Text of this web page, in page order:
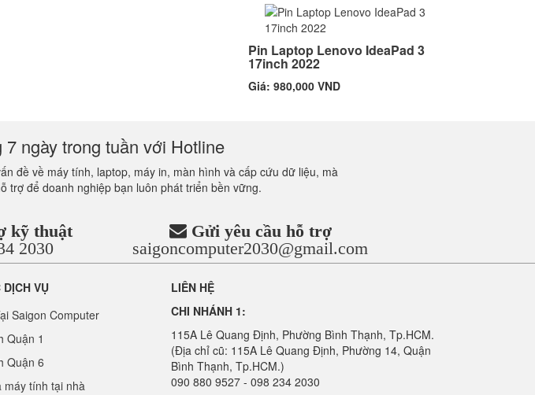
Pin Laptop Lenovo IdeaPad 3
17inch 2022
Giá: 980,000 VND
ngày trong tuần với Hotline
đề về máy tính, laptop, máy in, màn hình và cấp cứu dữ liệu, mà
trợ để doanh nghiệp bạn luôn phát triển bền vững.
kỹ thuật
2030
Gửi yêu cầu hỗ trợ
saigoncomputer2030@gmail.com
DỊCH VỤ
Saigon Computer
Quận 1
Quận 6
máy tính tại nhà
LIÊN HỆ
CHI NHÁNH 1:
115A Lê Quang Định, Phường Bình Thạnh, Tp.HCM.
(Địa chỉ cũ: 115A Lê Quang Định, Phường 14, Quận
Bình Thạnh, Tp.HCM.)
090 880 9527 - 098 234 2030